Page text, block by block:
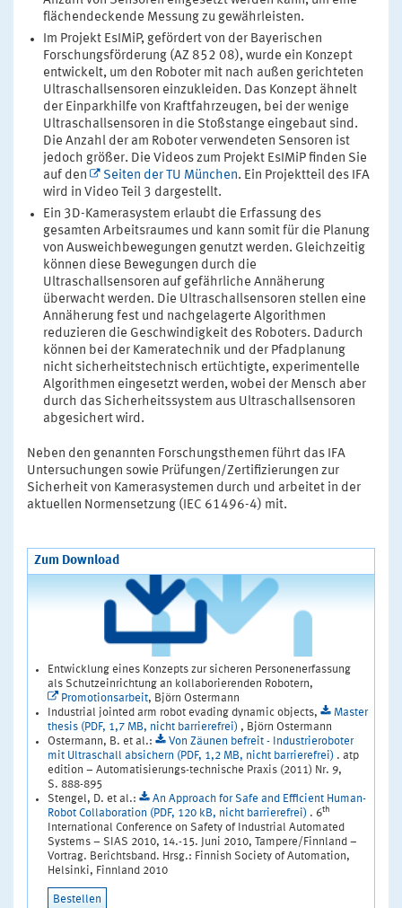
flächendeckende Messung zu gewährleisten.
Im Projekt EsIMiP, gefördert von der Bayerischen
Forschungsförderung (AZ 852 08), wurde ein Konzept
entwickelt, um den Roboter mit nach außen gerichteten
Ultraschallsensoren einzukleiden. Das Konzept ähnelt
der Einparkhilfe von Kraftfahrzeugen, bei der wenige
Ultraschallsensoren in die Stoßstange eingebaut sind.
Die Anzahl der am Roboter verwendeten Sensoren ist
jedoch größer. Die Videos zum Projekt EsIMiP finden Sie
auf den
Seiten der TU München. Ein Projektteil des IFA
wird in Video Teil 3 dargestellt.
Ein 3D-Kamerasystem erlaubt die Erfassung des
gesamten Arbeitsraumes und kann somit für die Planung
von Ausweichbewegungen genutzt werden. Gleichzeitig
können diese Bewegungen durch die
Ultraschallsensoren auf gefährliche Annäherung
überwacht werden. Die Ultraschallsensoren stellen eine
Annäherung fest und nachgelagerte Algorithmen
reduzieren die Geschwindigkeit des Roboters. Dadurch
können bei der Kameratechnik und der Pfadplanung
nicht sicherheitstechnisch ertüchtigte, experimentelle
Algorithmen eingesetzt werden, wobei der Mensch aber
durch das Sicherheitssystem aus Ultraschallsensoren
abgesichert wird.
Neben den genannten Forschungsthemen führt das IFA
Untersuchungen sowie Prüfungen/Zertifizierungen zur
Sicherheit von Kamerasystemen durch und arbeitet in der
aktuellen Normensetzung (IEC 61496-4) mit.
Zum Download
Entwicklung eines Konzepts zur sicheren Personenerfassung
als Schutzeinrichtung an kollaborierenden Robotern,
Promotionsarbeit, Björn Ostermann
Industrial jointed arm robot evading dynamic objects,
Master
thesis (PDF, 1,7 MB, nicht barrierefrei) , Björn Ostermann
Ostermann, B. et al.:
Von Zäunen befreit - Industrieroboter
mit Ultraschall absichern (PDF, 1,2 MB, nicht barrierefrei) . atp
edition – Automatisierungs-technische Praxis (2011) Nr. 9,
S. 888-895
Stengel, D. et al.:
An Approach for Safe and Efficient Human-
Robot Collaboration (PDF, 120 kB, nicht barrierefrei) . 6th
International Conference on Safety of Industrial Automated
Systems – SIAS 2010, 14.-15. Juni 2010, Tampere/Finnland –
Vortrag. Berichtsband. Hrsg.: Finnish Society of Automation,
Helsinki, Finnland 2010
Bestellen